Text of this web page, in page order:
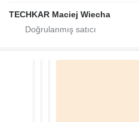
TECHKAR Maciej Wiecha